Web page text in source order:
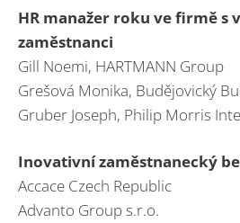
HR manažer roku ve firmě s
zaměstnanci
Gill Noemi, HARTMANN Group
Grešová Monika, Budějovický
Gruber Joseph, Philip Morris
Inovativní zaměstnanecký
Accace Czech Republic
Advanto Group s.r.o.